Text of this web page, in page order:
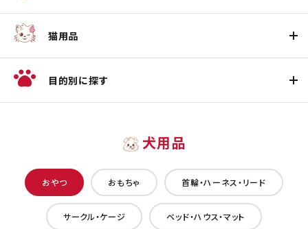
猫用品
目的別に探す
犬用品
おやつ おもちゃ 首輪・ハーネス・リード
サークル・ケージ ベッド・ハウス・マット